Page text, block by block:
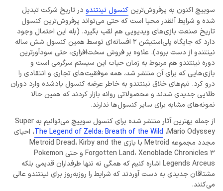
سوییچ اکنون به پرفروش‌ترینکنسول نینتندو در تاریخ شرکت تبدیل
شده و شرایط آنقدر محیا است که حتی می‌تواند پرفروش‌ترین کنسول
تاریخ صنعت بازی‌های ویدیویی هم لقب بگیرد. (بله این احتمال وجود
دارد که جایگاه پلی‌استیشن 2 افسانه‌ای توسط همین کنسول شش ساله
نینتندو از دست برود). علاوه بر فروش سخت‌افزاری، حتی سودآورترین
دوره نینتندو هم مربوط به زمان حیات این سیستم سرگرمی است و
بازی‌هایی که برای آن منتشر شد، همه موفقیت‌های تجاری و انتقادی را
درو کرد. تیم‌های خلاق نینتندو به خاطر عرضه کنسول یادشده وارد دوران
طلایی جدیدی شدند و محصولاتی روانه بازار کردند که همین حالا
نمونه‌های مشابه برای سایر کنسول‌ها ندارند.
از جمله بهترین آثار منتشر شده برای کنسول سوییچ می‌توانیم به Super
Mario Odyssey، The Legend of Zelda: Breath of the Wild، احیای
مجدد مجموعه Metroid با بازی Metroid Dread، Kirby and the
Forgotten Land، Xenoblade Chronicles 3 و حتی Pokemon
Legends Arceus اشاره کنیم که همگی نه تنها طرفداران قدیمی بلکه
مشتاقان جدیدی به دست آوردند که شرایط را روز‌به‌روز برای نینتندو عالی
می‌کنند.